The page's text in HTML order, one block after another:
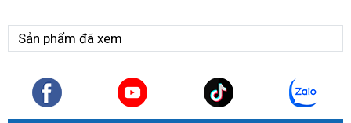
Sản phẩm đã xem